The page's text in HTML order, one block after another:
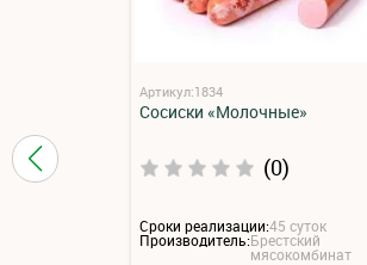
Артикул:1834
Сосиски «Молочные»
(0)
Сроки реализации:45 суток
Производитель:Брестский
мясокомбинат